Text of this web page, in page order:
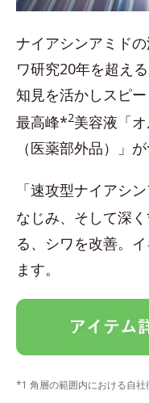
ナイアシンアミド
ワ研究20年を超え
知見を活かしスピ
最高峰*2美容液「
（医薬部外品）」
「速攻型ナイアシ
なじみ、そして深
る、シワを改善。
ます。
*1 角層の範囲内における自社